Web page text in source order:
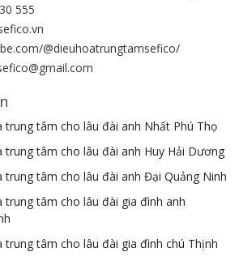
555
@dieuhoatrungtamsefico/
trung tâm cho lâu đài anh Nhất Phú Thọ
trung tâm cho lâu đài anh Huy Hải Dương
trung tâm cho lâu đài anh Đại Quảng Ninh
trung tâm cho lâu đài gia đình anh
trung tâm cho lâu đài gia đình chú Thịnh